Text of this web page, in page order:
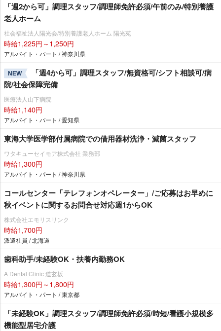
「週2から可」調理スタッフ/調理師免許必須/午前のみ/特別養護
老人ホーム
社会福祉法人陽光会/特別養護老人ホーム 陽光苑
時給1,225円～1,250円
アルバイト・パート / 神奈川県
NEW
「週4から可」調理スタッフ/無資格可/シフト相談可/病
院/社会保障完備
医療法人山下病院
時給1,140円
アルバイト・パート / 愛知県
東海大学医学部付属病院での借用器材洗浄・滅菌スタッフ
ワタキューセイモア株式会社 業務部
時給1,300円
アルバイト・パート / 神奈川県
コールセンター「テレフォンオペレーター」/ご応募はお早めに
秋イベントに関するお問合せ対応週1からOK
株式会社エモリスリンク
時給1,700円
派遣社員 / 北海道
歯科助手/未経験OK・扶養内勤務OK
A Dental Clinic 道玄坂
時給1,300円～1,800円
アルバイト・パート / 東京都
「未経験OK」調理スタッフ/調理師免許必須/時短/看護小規模多
機能型居宅介護